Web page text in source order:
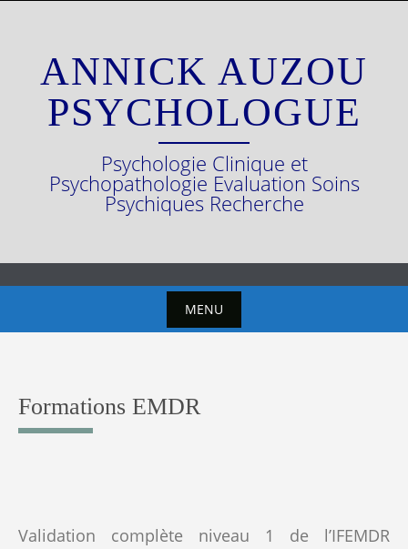
contentANNICK AUZOU
PSYCHOLOGUE
Psychologie Clinique et
Psychopathologie Evaluation Soins
Psychiques Recherche
MENU
content
Formations EMDR
Validation complète niveau 1 de l’IFEMDR